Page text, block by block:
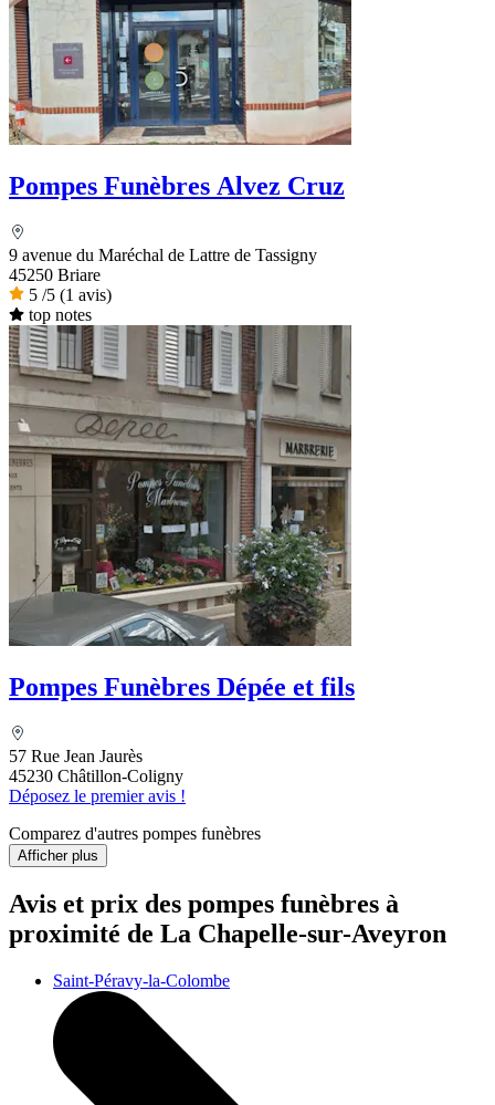
Pompes Funèbres Alvez Cruz
9 avenue du Maréchal de Lattre de Tassigny
45250 Briare
5 /5 (1 avis)
top notes
Pompes Funèbres Dépée et fils
57 Rue Jean Jaurès
45230 Châtillon-Coligny
Déposez le premier avis !
Comparez d'autres pompes funèbres
Afficher plus
Avis et prix des pompes funèbres à
proximité de La Chapelle-sur-Aveyron
Saint-Péravy-la-Colombe